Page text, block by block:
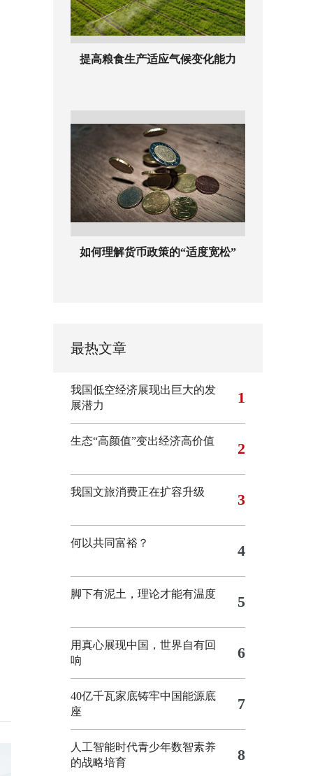
提高粮食生产适应气候变化能力
如何理解货币政策的“适度宽松”
最热文章
我国低空经济展现出巨大的发
展潜力
1
生态“高颜值”变出经济高价值 2
我国文旅消费正在扩容升级 3
何以共同富裕？ 4
脚下有泥土，理论才能有温度 5
用真心展现中国，世界自有回
响
6
40亿千瓦家底铸牢中国能源底
座
7
人工智能时代青少年数智素养
的战略培育
8